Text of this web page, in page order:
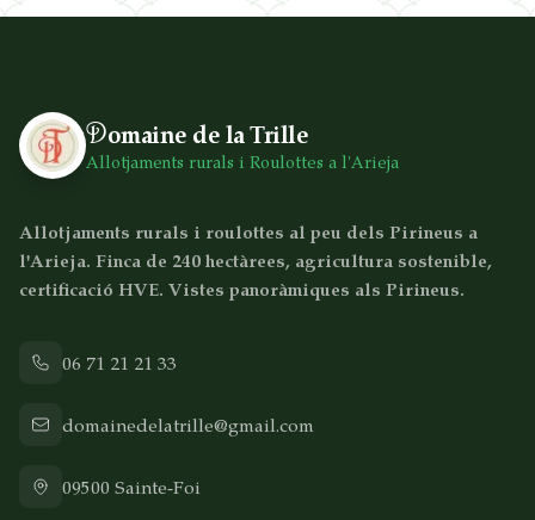
Domaine de la Trille
Allotjaments rurals i Roulottes a l'Arieja
Allotjaments rurals i roulottes al peu dels Pirineus a
l'Arieja. Finca de 240 hectàrees, agricultura sostenible,
certificació HVE. Vistes panoràmiques als Pirineus.
06 71 21 21 33
domainedelatrille@gmail.com
09500 Sainte-Foi